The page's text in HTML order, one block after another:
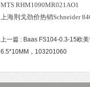
MTS RHM1090MR021AO1
上海荆戈劲价热销Schneider
上一篇 : Baas FS104-0.3-15欧
6.5*10MM，103201060